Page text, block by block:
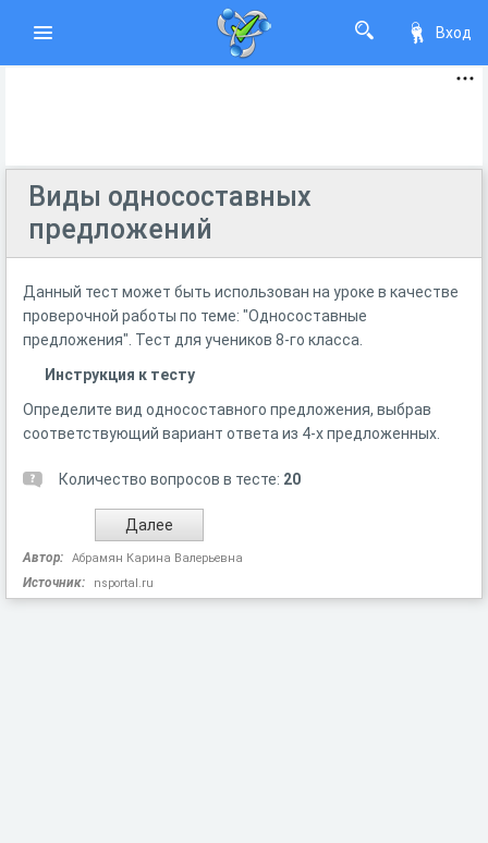
Вход
Виды односоставных
предложений
Данный тест может быть использован на уроке в качестве
проверочной работы по теме: "Односоставные
предложения". Тест для учеников 8-го класса.
Инструкция к тесту
Определите вид односоставного предложения, выбрав
соответствующий вариант ответа из 4-х предложенных.
Количество вопросов в тесте: 20
Автор: Абрамян Карина Валерьевна
Источник: nsportal.ru